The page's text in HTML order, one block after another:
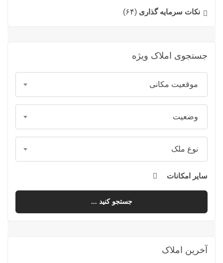
نکات سرمایه گذاری (۶۴)
جستجوی املاک ویژه
موقعیت مکانی
وضعیت
نوع ملک
سایر امکانات
جستجو کنید ...
آخرین املاک